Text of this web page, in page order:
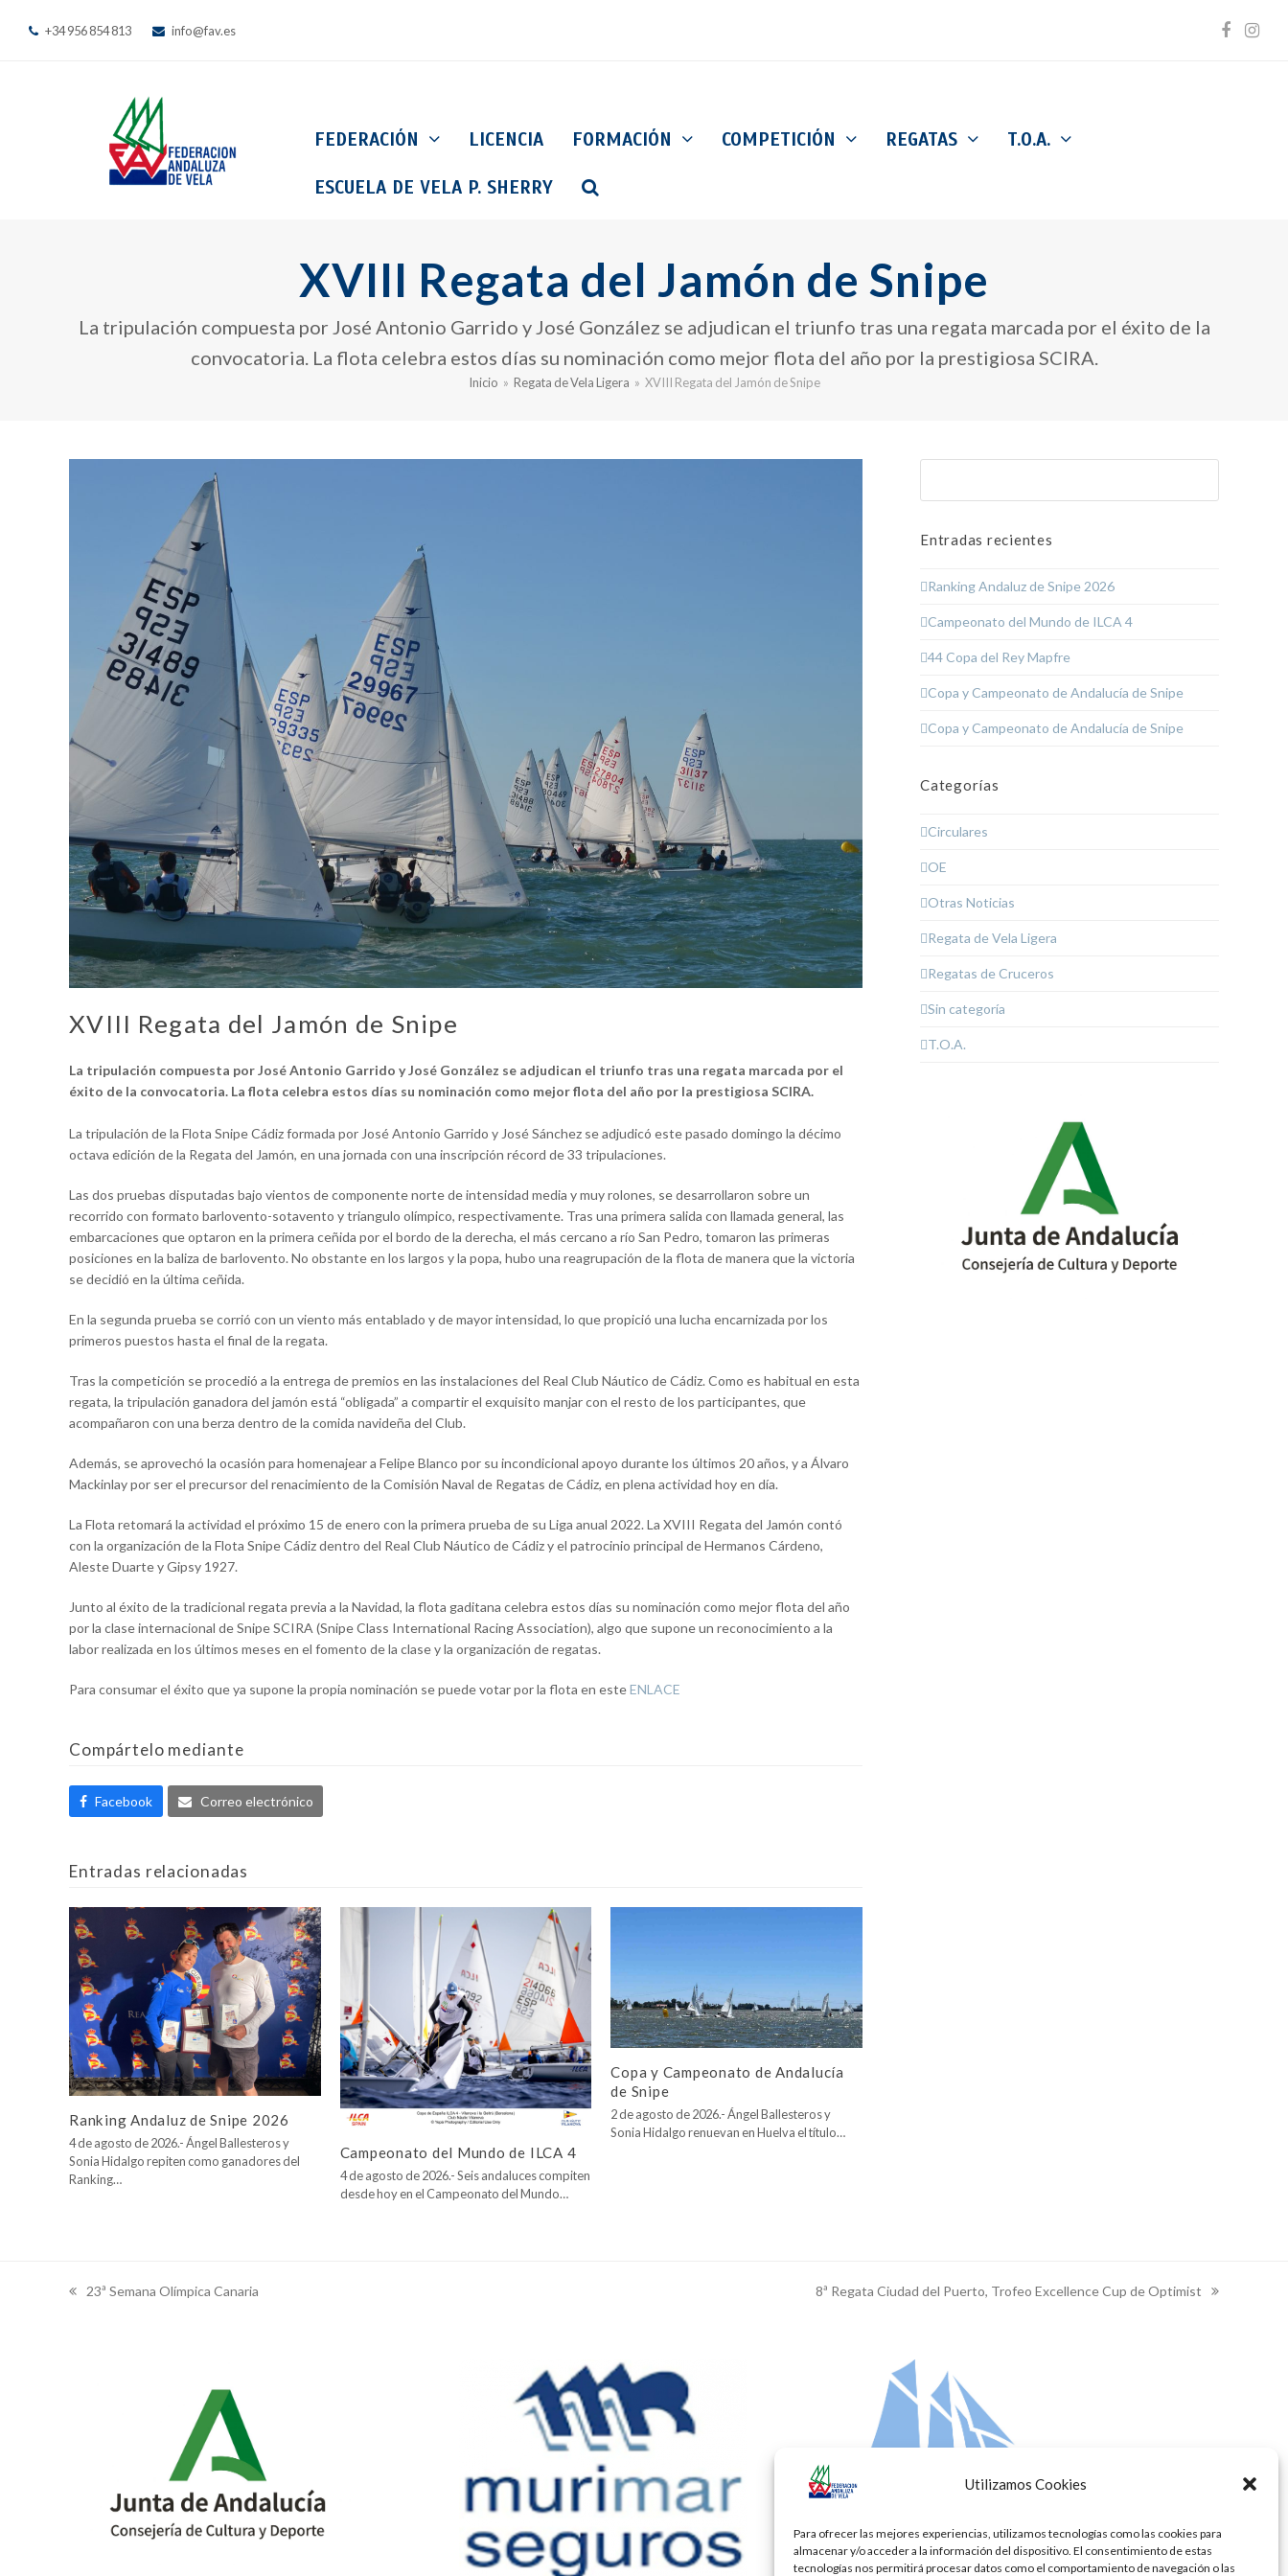
Utilizamos Cookies
Para ofrecer las mejores experiencias, utilizamos tecnologías como las cookies para
almacenar y/o acceder a la información del dispositivo. El consentimiento de estas
tecnologías nos permitirá procesar datos como el comportamiento de navegación o las
+34 956 854 813 info@fav.es
FEDERACIÓN LICENCIA FORMACIÓN COMPETICIÓN REGATAS T.O.A.
ESCUELA DE VELA P. SHERRY
XVIII Regata del Jamón de Snipe
La tripulación compuesta por José Antonio Garrido y José González se adjudican el triunfo tras una regata marcada por el éxito de la
convocatoria. La flota celebra estos días su nominación como mejor flota del año por la prestigiosa SCIRA.
Inicio » Regata de Vela Ligera » XVIII Regata del Jamón de Snipe
XVIII Regata del Jamón de Snipe
La tripulación compuesta por José Antonio Garrido y José González se adjudican el triunfo tras una regata marcada por el
éxito de la convocatoria. La flota celebra estos días su nominación como mejor flota del año por la prestigiosa SCIRA.
La tripulación de la Flota Snipe Cádiz formada por José Antonio Garrido y José Sánchez se adjudicó este pasado domingo la décimo
octava edición de la Regata del Jamón, en una jornada con una inscripción récord de 33 tripulaciones.
Las dos pruebas disputadas bajo vientos de componente norte de intensidad media y muy rolones, se desarrollaron sobre un
recorrido con formato barlovento-sotavento y triangulo olímpico, respectivamente. Tras una primera salida con llamada general, las
embarcaciones que optaron en la primera ceñida por el bordo de la derecha, el más cercano a río San Pedro, tomaron las primeras
posiciones en la baliza de barlovento. No obstante en los largos y la popa, hubo una reagrupación de la flota de manera que la victoria
se decidió en la última ceñida.
En la segunda prueba se corrió con un viento más entablado y de mayor intensidad, lo que propició una lucha encarnizada por los
primeros puestos hasta el final de la regata.
Tras la competición se procedió a la entrega de premios en las instalaciones del Real Club Náutico de Cádiz. Como es habitual en esta
regata, la tripulación ganadora del jamón está “obligada” a compartir el exquisito manjar con el resto de los participantes, que
acompañaron con una berza dentro de la comida navideña del Club.
Además, se aprovechó la ocasión para homenajear a Felipe Blanco por su incondicional apoyo durante los últimos 20 años, y a Álvaro
Mackinlay por ser el precursor del renacimiento de la Comisión Naval de Regatas de Cádiz, en plena actividad hoy en día.
La Flota retomará la actividad el próximo 15 de enero con la primera prueba de su Liga anual 2022. La XVIII Regata del Jamón contó
con la organización de la Flota Snipe Cádiz dentro del Real Club Náutico de Cádiz y el patrocinio principal de Hermanos Cárdeno,
Aleste Duarte y Gipsy 1927.
Junto al éxito de la tradicional regata previa a la Navidad, la flota gaditana celebra estos días su nominación como mejor flota del año
por la clase internacional de Snipe SCIRA (Snipe Class International Racing Association), algo que supone un reconocimiento a la
labor realizada en los últimos meses en el fomento de la clase y la organización de regatas.
Para consumar el éxito que ya supone la propia nominación se puede votar por la flota en esteENLACE
Compártelo mediante
Facebook Correo electrónico
Entradas relacionadas
Ranking Andaluz de Snipe 2026
4 de agosto de 2026.- Ángel Ballesteros y
Sonia Hidalgo repiten como ganadores del
Ranking…
Campeonato del Mundo de ILCA 4
4 de agosto de 2026.- Seis andaluces compiten
desde hoy en el Campeonato del Mundo…
Copa y Campeonato de Andalucía
de Snipe
2 de agosto de 2026.- Ángel Ballesteros y
Sonia Hidalgo renuevan en Huelva el título…
Entradas recientes
Ranking Andaluz de Snipe 2026
Campeonato del Mundo de ILCA 4
44 Copa del Rey Mapfre
Copa y Campeonato de Andalucía de Snipe
Copa y Campeonato de Andalucía de Snipe
Categorías
Circulares
OE
Otras Noticias
Regata de Vela Ligera
Regatas de Cruceros
Sin categoría
T.O.A.
previous
23ª Semana Olímpica Canaria
next
8ª Regata Ciudad del Puerto, Trofeo Excellence Cup de Optimist